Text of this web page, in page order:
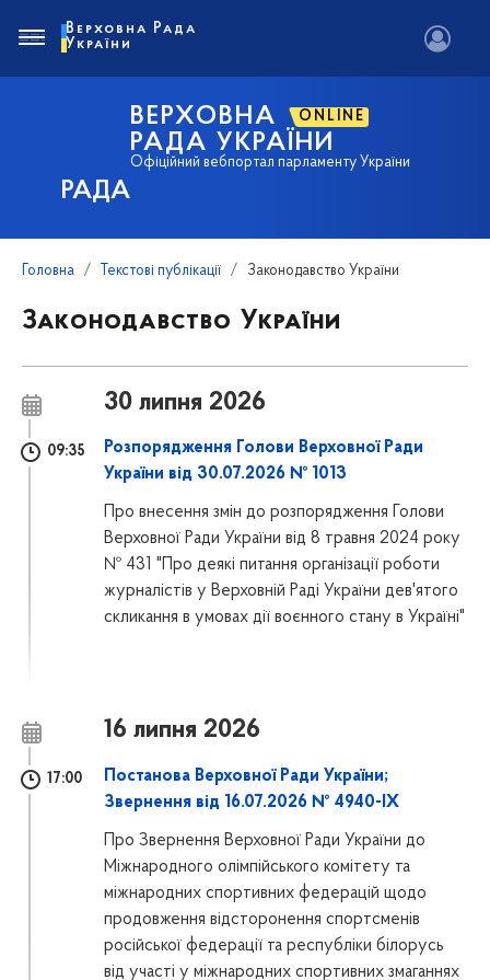
РАДА
ВЕРХОВНА ONLINE
РАДА УКРАЇНИ
Офіційний вебпортал парламенту України
Верховна Рада
України
Головна Текстові публікації Законодавство України
Законодавство України
30 липня 2026
09:35
Розпорядження Голови Верховної Ради
України від 30.07.2026 № 1013
Про внесення змін до розпорядження Голови
Верховної Ради України від 8 травня 2024 року
№ 431 "Про деякі питання організації роботи
журналістів у Верховній Раді України дев'ятого
скликання в умовах дії воєнного стану в Україні"
16 липня 2026
17:00
Постанова Верховної Ради України;
Звернення від 16.07.2026 № 4940-IX
Про Звернення Верховної Ради України до
Міжнародного олімпійського комітету та
міжнародних спортивних федерацій щодо
продовження відсторонення спортсменів
російської федерації та республіки білорусь
від участі у міжнародних спортивних змаганнях